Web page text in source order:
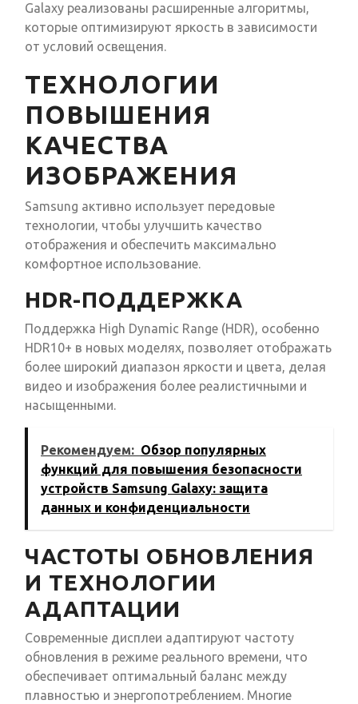
Galaxy реализованы расширенные алгоритмы,
которые оптимизируют яркость в зависимости
от условий освещения.
ТЕХНОЛОГИИ
ПОВЫШЕНИЯ
КАЧЕСТВА
ИЗОБРАЖЕНИЯ
Samsung активно использует передовые
технологии, чтобы улучшить качество
отображения и обеспечить максимально
комфортное использование.
HDR-ПОДДЕРЖКА
Поддержка High Dynamic Range (HDR), особенно
HDR10+ в новых моделях, позволяет отображать
более широкий диапазон яркости и цвета, делая
видео и изображения более реалистичными и
насыщенными.
Рекомендуем: Обзор популярных
функций для повышения безопасности
устройств Samsung Galaxy: защита
данных и конфиденциальности
ЧАСТОТЫ ОБНОВЛЕНИЯ
И ТЕХНОЛОГИИ
АДАПТАЦИИ
Современные дисплеи адаптируют частоту
обновления в режиме реального времени, что
обеспечивает оптимальный баланс между
плавностью и энергопотреблением. Многие